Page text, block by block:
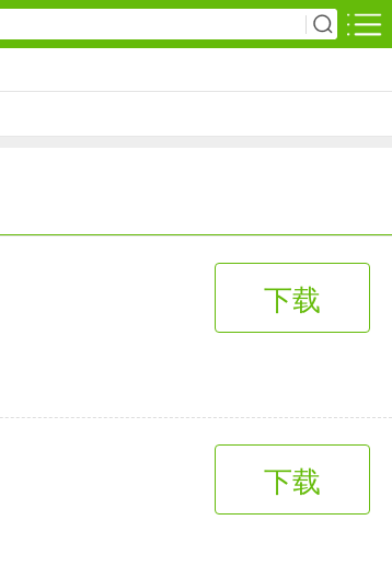
影音播放
6千+款应用
生活服务
下载
下载